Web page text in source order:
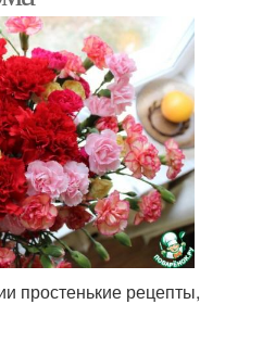
простенькие рецепты,